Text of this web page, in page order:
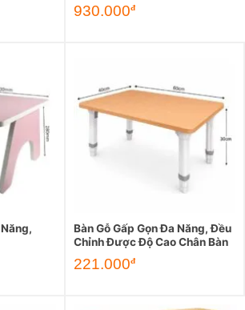
930.000đ
Bàn Gỗ Gấp Gọn Đa Năng, Đều
Chỉnh Được Độ Cao Chân Bàn
221.000đ